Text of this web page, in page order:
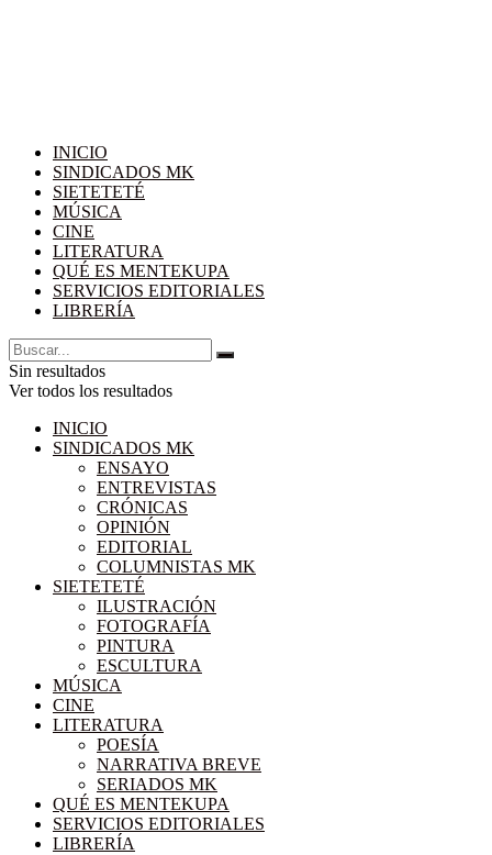
INICIO
SINDICADOS MK
SIETETETÉ
MÚSICA
CINE
LITERATURA
QUÉ ES MENTEKUPA
SERVICIOS EDITORIALES
LIBRERÍA
Sin resultados
Ver todos los resultados
INICIO
SINDICADOS MK
ENSAYO
ENTREVISTAS
CRÓNICAS
OPINIÓN
EDITORIAL
COLUMNISTAS MK
SIETETETÉ
ILUSTRACIÓN
FOTOGRAFÍA
PINTURA
ESCULTURA
MÚSICA
CINE
LITERATURA
POESÍA
NARRATIVA BREVE
SERIADOS MK
QUÉ ES MENTEKUPA
SERVICIOS EDITORIALES
LIBRERÍA